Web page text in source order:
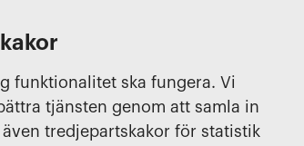
funktionalitet ska fungera. Vi
tjänsten genom att samla in
tredjepartskakor för statistik